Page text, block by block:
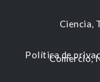
Ciencia,
Comercio,
Política de